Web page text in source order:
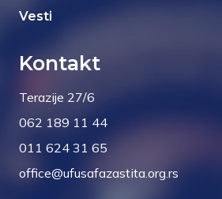
Vesti
Kontakt
Terazije 27/6
062 189 11 44
011 624 31 65
office@ufusafazastita.org.rs